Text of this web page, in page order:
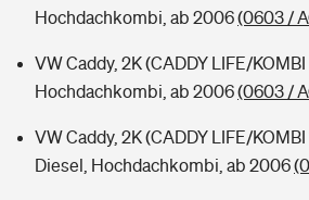
Hochdachkombi, ab 2006(0603 /
VW Caddy, 2K (CADDY LIFE/KOMBI
Hochdachkombi, ab 2006(0603 /
VW Caddy, 2K (CADDY LIFE/KOMBI
Diesel, Hochdachkombi, ab 2006